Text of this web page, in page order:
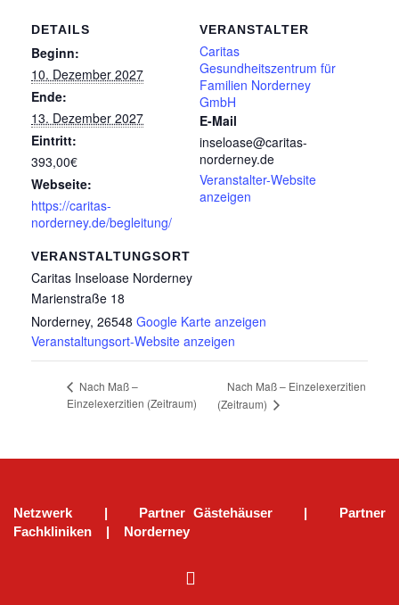
DETAILS
Beginn:
10. Dezember 2027
Ende:
13. Dezember 2027
Eintritt:
393,00€
Webseite:
https://caritas-
norderney.de/begleitung/
VERANSTALTUNGSORT
Caritas Inseloase Norderney
Marienstraße 18
Norderney, 26548 Google Karte anzeigen
Veranstaltungsort-Website anzeigen
VERANSTALTER
Caritas
Gesundheitszentrum für
Familien Norderney
GmbH
E-Mail
inseloase@caritas-
norderney.de
Veranstalter-Website
anzeigen
Nach Maß –
Einzelexerzitien (Zeitraum)
Nach Maß – Einzelexerzitien
(Zeitraum)
Netzwerk | Partner Gästehäuser| Partner
Fachkliniken | Norderney